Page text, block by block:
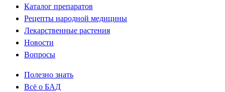
Каталог препаратов
Рецепты народной медицины
Лекарственные растения
Новости
Вопросы
Полезно знать
Всё о БАД